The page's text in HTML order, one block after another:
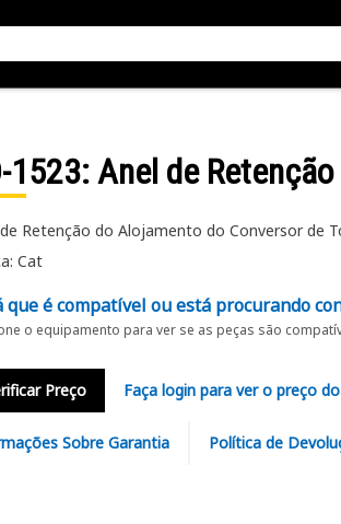
1523: Anel de Retenção
Retenção do Alojamento do Conversor de
Cat
que é compatível ou está procurando
o equipamento para ver se as peças são
Preço Faça login para ver o preço
Sobre Garantia Política de